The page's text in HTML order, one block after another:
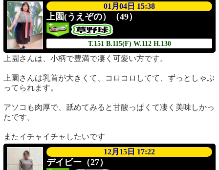
01月04日 15:38
上園(うえぞの）（49）
T.151 B.115(F) W.112 H.130
上園さんは、小柄で豊満で凄く可愛い方です。
上園さんは乳首が大きくて、コロコロしてて、ずっとしゃぶ
ってられます。
アソコも肉厚で、舐めてみると甘酸っぱくて凄く美味しかっ
たです。
またイチャイチャしたいです
12月15日 17:22
デイビー（27）